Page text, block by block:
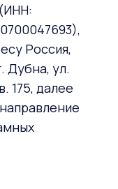
Россия,
Дубна, ул.
175, далее